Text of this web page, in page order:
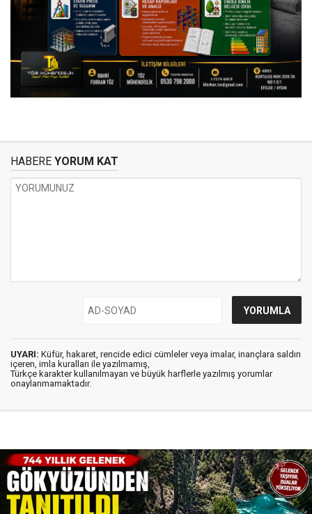
HABERE YORUM KAT
UYARI: Küfür, hakaret, rencide edici cümleler veya imalar, inançlara saldırı
içeren, imla kuralları ile yazılmamış,
Türkçe karakter kullanılmayan ve büyük harflerle yazılmış yorumlar
onaylanmamaktadır.